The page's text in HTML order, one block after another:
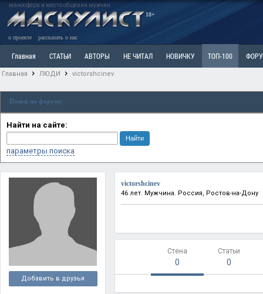
маносфера и место общения мужчин
18+
о проекте рассказать о нас
Главная СТАТЬИ АВТОРЫ НЕ ЧИТАЛ НОВИЧКУ ТОП-100
Ветка: Расстаюсь или Развожусь. САНЧАС
РАЗДЕЛ: Разное
Главная ЛЮДИ victorshcinev
Поиск по форуму
Найти на сайте:
параметры поиска
Добавить в друзья
victorshcinev
46 лет. Мужчина. Россия, Ростов-на-Дону
Стена
0
Статьи
0